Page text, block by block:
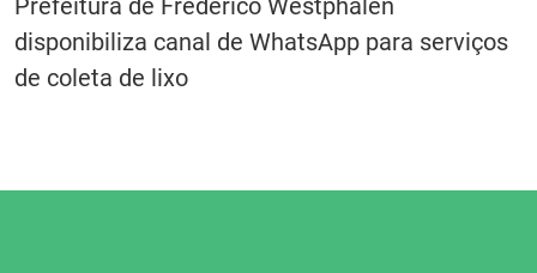
Prefeitura de Frederico Westphalen
disponibiliza canal de WhatsApp para serviços
de coleta de lixo